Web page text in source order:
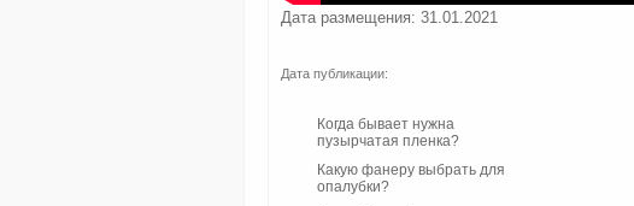
Дата размещения: 31.01.2021
Дата публикации:
Когда бывает нужна
пузырчатая пленка?
Какую фанеру выбрать для
опалубки?